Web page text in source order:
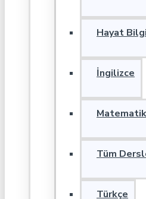
Hayat
İngilizce
Matematik
Tüm
Türkçe